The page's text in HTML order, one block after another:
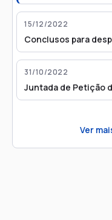
15/12/2022
Conclusos para
31/10/2022
Juntada de Petição
Ver